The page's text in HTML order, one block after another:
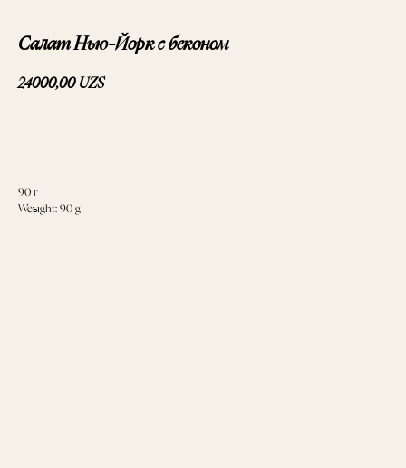
Салат Нью-Йорк с беконом
24000,00 UZS
90 г
Weight: 90 g